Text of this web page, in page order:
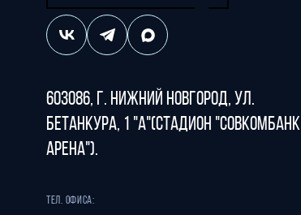
603086, г. Нижний Новгород, ул.
Бетанкура, 1 "А"(стадион "СОВКОМБАНК
АРЕНА").
Тел. офиса: